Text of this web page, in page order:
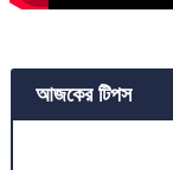
আজকের টিপস